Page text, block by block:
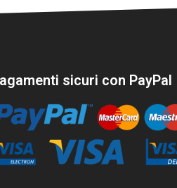
sicuri con PayPal